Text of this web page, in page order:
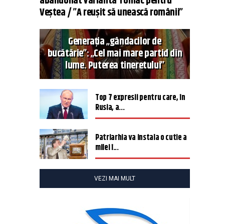
Veștea / ”A reușit să unească românii”
Generația „gândacilor de
bucătărie”: „Cel mai mare partid din
lume. Puterea tineretului”
Top 7 expresii pentru care, în
Rusia, a...
Patriarhia va instala o cutie a
milei î...
VEZI MAI MULT